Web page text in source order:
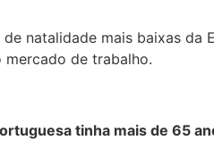
tinha mais de 65